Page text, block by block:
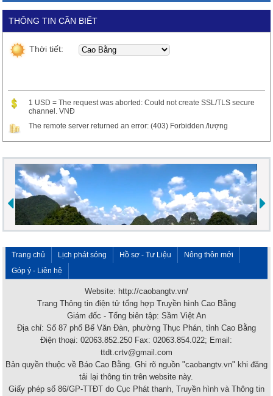
THÔNG TIN CẦN BIẾT
Thời tiết:
1 USD = The request was aborted: Could not create SSL/TLS secure
channel. VNĐ
The remote server returned an error: (403) Forbidden./lượng
Trang chủ Lịch phát sóng Hồ sơ - Tư Liệu
Nông thôn mới
Góp ý - Liên hệ
Website: http://caobangtv.vn/
Trang Thông tin điện tử tổng hợp Truyền hình Cao Bằng
Giám đốc - Tổng biên tập: Sầm Việt An
Địa chỉ: Số 87 phố Bế Văn Đàn, phường Thục Phán, tỉnh Cao Bằng
Điện thoại: 02063.852.250 Fax: 02063.854.022; Email:
ttdt.crtv@gmail.com
Bản quyền thuộc về Báo Cao Bằng. Ghi rõ nguồn "caobangtv.vn" khi đăng
tải lại thông tin trên website này.
Giấy phép số 86/GP-TTĐT do Cục Phát thanh, Truyền hình và Thông tin